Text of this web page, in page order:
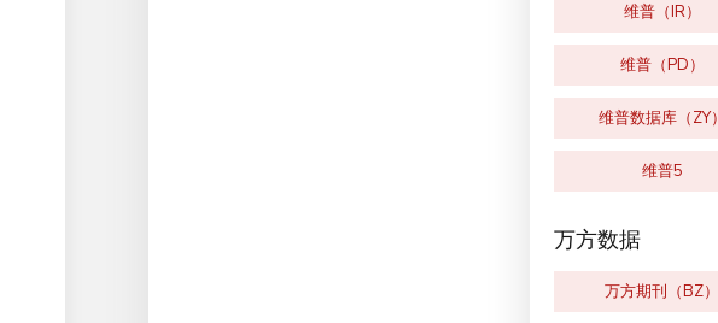
维普（IR）
维普（PD）
维普数据库（ZY）
维普5
万方数据
万方期刊（BZ）